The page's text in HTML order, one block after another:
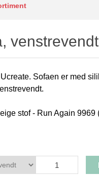
venstrevendt
Sofaen er med
stof - Run Again 9969